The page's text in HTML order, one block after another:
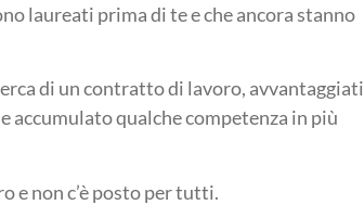
laureati prima di te e che ancora stanno
di un contratto di lavoro, avvantaggiati
accumulato qualche competenza in più
e non c’è posto per tutti.